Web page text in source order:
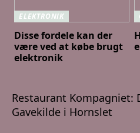
ELEKTRONIK
Disse fordele kan der
være ved at købe brugt
elektronik
Restaurant Kompagniet:
Gavekilde i Hornslet